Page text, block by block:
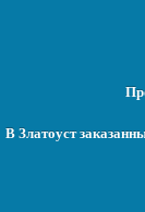
В Златоуст